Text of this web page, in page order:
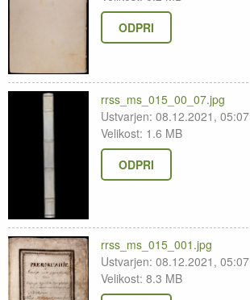
ODPRI
rrss_ms_015_00_07.jpg
Ustvarjen: 08.12.2021, 05:07
Velikost: 1.6 MB
ODPRI
rrss_ms_015_001.jpg
Ustvarjen: 08.12.2021, 05:07
Velikost: 8.3 MB